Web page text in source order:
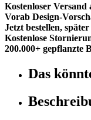
Kostenloser Versand
Vorab Design-
Jetzt bestellen,
Kostenlose
200.000+ gepflanzte
Das